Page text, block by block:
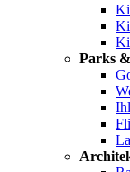
Parks